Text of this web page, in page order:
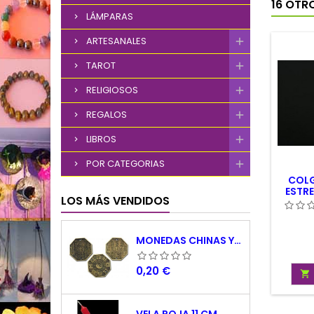
LÁMPARAS
ARTESANALES
TAROT
RELIGIOSOS
REGALOS
LIBROS
POR CATEGORIAS
LOS MÁS VENDIDOS
MONEDAS CHINAS YING YANG
Precio
0,20 €
16
